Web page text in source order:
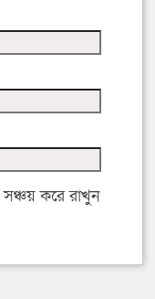
করে রাখুন